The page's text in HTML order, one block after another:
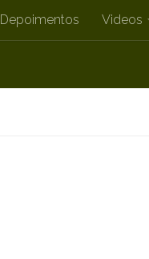
Depoimentos Videos